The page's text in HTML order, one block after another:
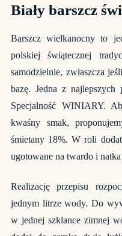
Biały barszcz
Barszcz wielkanocny to
polskiej świątecznej
samodzielnie, zwłaszcza
bazę. Jedna z najlepszych
Specjalność WINIARY.
kwaśny smak,
śmietany 18%. W roli
ugotowane na twardo i
Realizację przepisu
jednym litrze wody. Do
w jednej szklance zimnej